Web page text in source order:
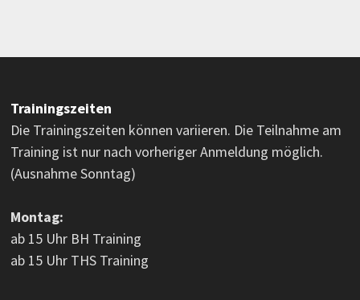
Trainingszeiten
Die Trainingszeiten können variieren. Die Teilnahme am
Training ist nur nach vorheriger Anmeldung möglich.
(Ausnahme Sonntag)
Montag:
ab 15 Uhr BH Training
ab 15 Uhr THS Training